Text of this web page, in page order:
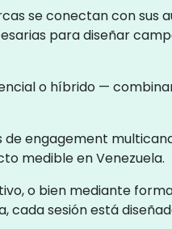
se conectan con sus
para diseñar
o híbrido —
engagement
medible en Venezuela.
o bien mediante
cada sesión está